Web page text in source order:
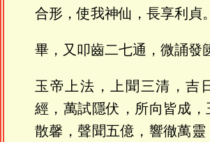
合形，使我神仙，長享利貞。
畢，又叩齒二七通，微誦發
玉帝上法，上聞三清，吉
經，萬試隱伏，所向皆成
散馨，聲聞五億，響徹萬